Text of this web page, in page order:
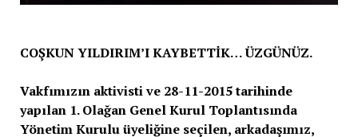
COŞKUN YILDIRIM’I KAYBETTİK… ÜZGÜNÜZ.
Vakfımızın aktivisti ve 28-11-2015 tarihinde
yapılan 1. Olağan Genel Kurul Toplantısında
Yönetim Kurulu üyeliğine seçilen, arkadaşımız,